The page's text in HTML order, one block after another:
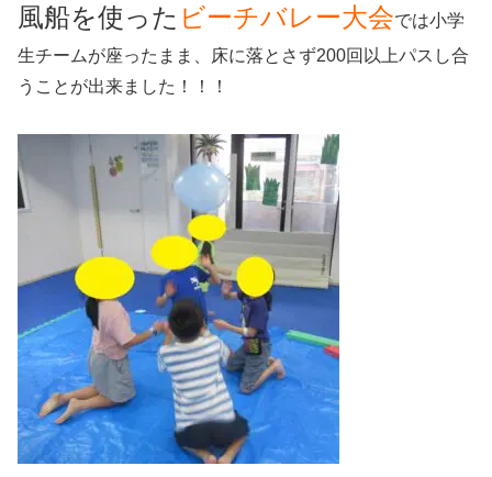
風船を使った ビーチバレー大会では小学
生チームが座ったまま、床に落とさず200回以上パスし合
うことが出来ました！！！